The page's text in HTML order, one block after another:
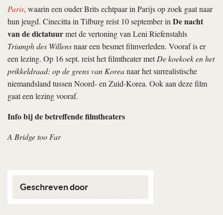
Paris, waarin een ouder Brits echtpaar in Parijs op zoek gaat naar
hun jeugd. Cine­cit­ta in Tilburg reist 10 september inDe nacht
van de dictatuurmet de vertoning van Leni Riefenstahls
Triumph des Willensnaar een besmet filmverleden. Vooraf is er
een lezing. Op 16 sept. reist het filmtheater metDe koekoek en het
prikkeldraad: op de grens van Koreanaar het surrealistische
niemandsland tussen Noord- en Zuid-Korea. Ook aan deze film
gaat een lezing vooraf.
Info bij de betreffende filmtheaters
A Bridge too Far
Geschreven door